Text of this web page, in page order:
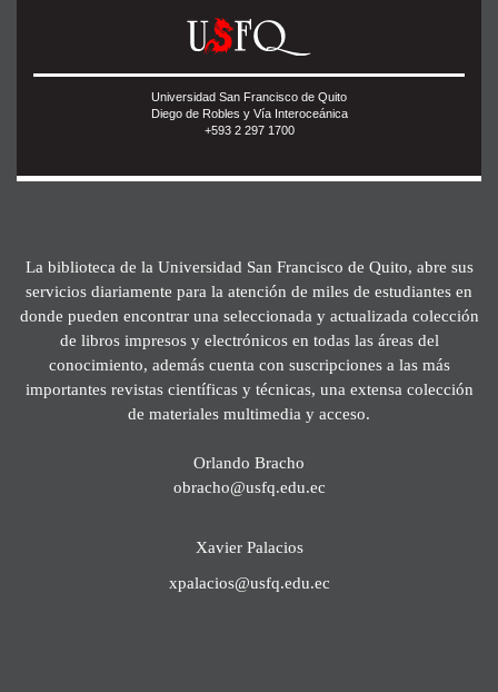
Universidad San Francisco de Quito
Diego de Robles y Vía Interoceánica
+593 2 297 1700
La biblioteca de la Universidad San Francisco de Quito, abre sus
servicios diariamente para la atención de miles de estudiantes en
donde pueden encontrar una seleccionada y actualizada colección
de libros impresos y electrónicos en todas las áreas del
conocimiento, además cuenta con suscripciones a las más
importantes revistas científicas y técnicas, una extensa colección
de materiales multimedia y acceso.
Orlando Bracho
obracho@usfq.edu.ec
Xavier Palacios
xpalacios@usfq.edu.ec